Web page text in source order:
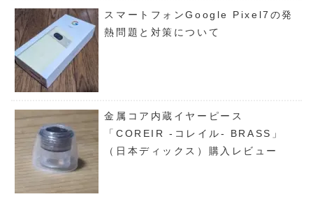
スマートフォンGoogle Pixel7の発
熱問題と対策について
金属コア内蔵イヤーピース
「COREIR -コレイル- BRASS」
（日本ディックス）購入レビュー